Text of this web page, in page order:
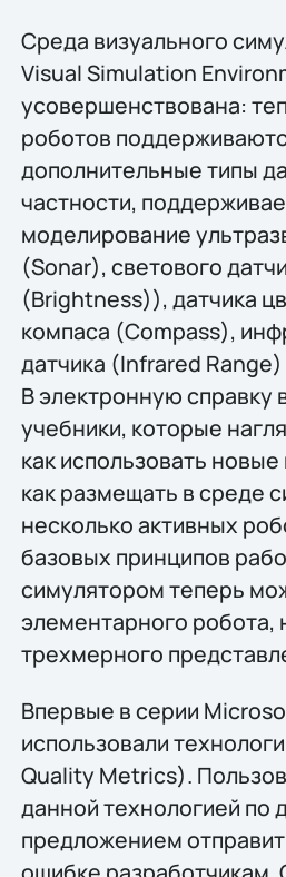
Среда визуального
Visual Simulation
усовершенствована:
роботов
дополнительные типы
частности,
моделирование
(Sonar), светового
(Brightness)), датчика
компаса (Compass),
датчика (Infrared Range)
В электронную
учебники, которые
как использовать
как размещать в среде
несколько активных
базовых принципов
симулятором теперь
элементарного
трехмерного
Впервые в серии
использовали
Quality Metrics).
данной технологией по
предложением